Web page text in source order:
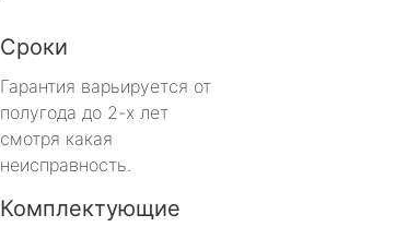
Сроки
Гарантия варьируется от
полугода до 2-х лет
смотря какая
неисправность.
Комплектующие